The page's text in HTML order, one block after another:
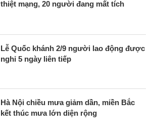
thiệt mạng, 20 người đang mất tích
Lễ Quốc khánh 2/9 người lao động được
nghỉ 5 ngày liên tiếp
Hà Nội chiều mưa giảm dần, miền Bắc
kết thúc mưa lớn diện rộng